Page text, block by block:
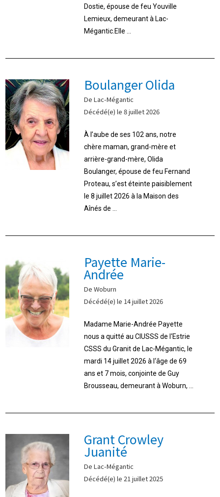
Dostie, épouse de feu Youville
Lemieux, demeurant à Lac-
Mégantic.Elle ...
Boulanger Olida
De Lac-Mégantic
Décédé(e) le 8 juillet 2026
À l’aube de ses 102 ans, notre
chère maman, grand-mère et
arrière-grand-mère, Olida
Boulanger, épouse de feu Fernand
Proteau, s’est éteinte paisiblement
le 8 juillet 2026 à la Maison des
Aînés de ...
Payette Marie-
Andrée
De Woburn
Décédé(e) le 14 juillet 2026
Madame Marie-Andrée Payette
nous a quitté au CIUSSS de l‘Estrie
CSSS du Granit de Lac-Mégantic, le
mardi 14 juillet 2026 à l‘âge de 69
ans et 7 mois, conjointe de Guy
Brousseau, demeurant à Woburn, ...
Grant Crowley
Juanité
De Lac-Mégantic
Décédé(e) le 21 juillet 2025